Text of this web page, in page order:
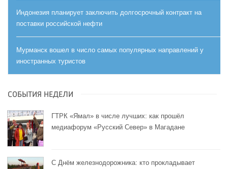
Индонезия планирует заключить долгосрочный контракт на
поставки российской нефти
Мурманск вошел в число самых популярных направлений у
иностранных туристов
СОБЫТИЯ НЕДЕЛИ
ГТРК «Ямал» в числе лучших: как прошёл
медиафорум «Русский Север» в Магадане
С Днём железнодорожника: кто прокладывает